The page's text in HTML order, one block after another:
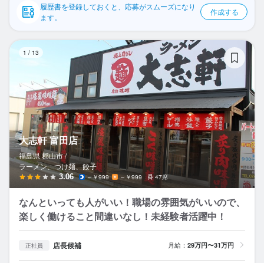
企業情報履歴書を登録しておくと、応募がスムーズになり
ます。
作成する
1 / 13
大志軒 富田店
福島県 郡山市 /
ラーメン、つけ麺、餃子
3.06 ～￥999 ～￥999 47席
なんといっても人がいい！職場の雰囲気がいいので、
楽しく働けること間違いなし！未経験者活躍中！
正社員 店長候補 月給： 29万円〜31万円